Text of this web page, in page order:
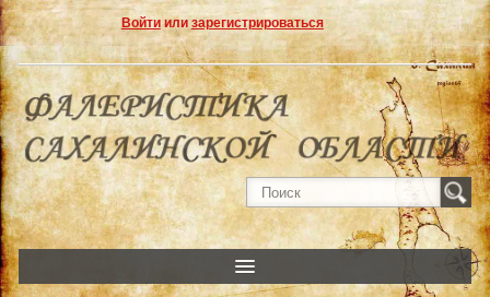
Войтиили зарегистрироваться